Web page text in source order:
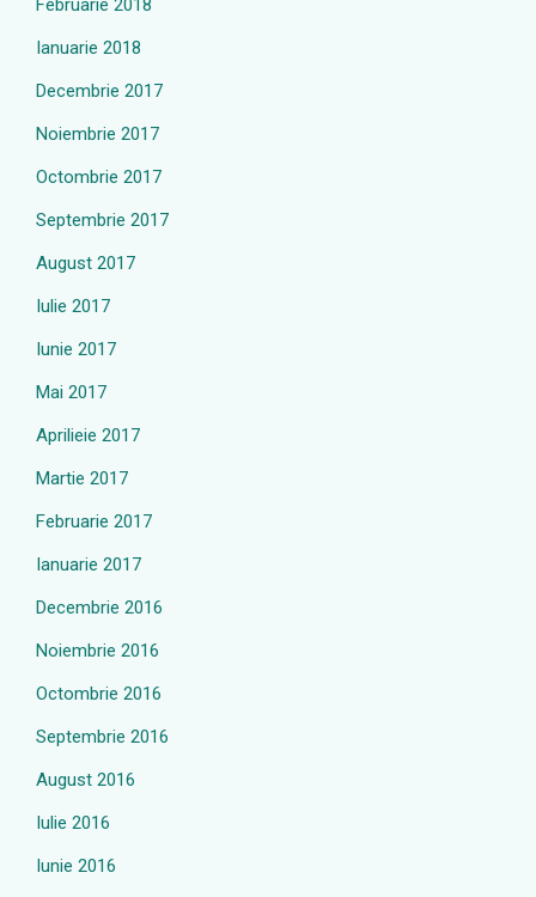
Februarie 2018
Ianuarie 2018
Decembrie 2017
Noiembrie 2017
Octombrie 2017
Septembrie 2017
August 2017
Iulie 2017
Iunie 2017
Mai 2017
Aprilieie 2017
Martie 2017
Februarie 2017
Ianuarie 2017
Decembrie 2016
Noiembrie 2016
Octombrie 2016
Septembrie 2016
August 2016
Iulie 2016
Iunie 2016